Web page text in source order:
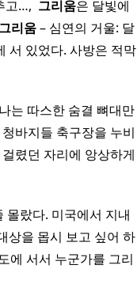
고…, 그리움은 달빛에
그리움– ​심연의 거울: 달
서 있었다. 사방은 적막
는 따스한 숨결 뼈대만
바지들 축구장을 누비
렸던 자리에 앙상하게
몰랐다. 미국에서 지내
상을 몹시 보고 싶어 하
에 서서 누군가를 그리